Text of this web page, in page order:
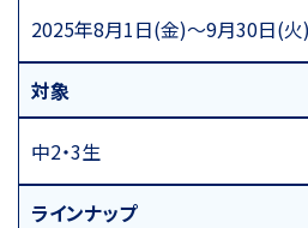
2025年8月1日(金)～9月30日(火)
対象
中2・3生
ラインナップ